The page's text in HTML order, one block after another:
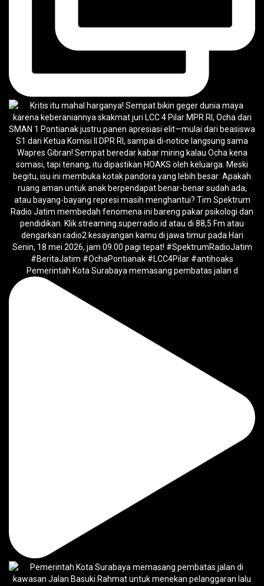
Pemerintah Kota Surabaya memasang pembatas jalan d